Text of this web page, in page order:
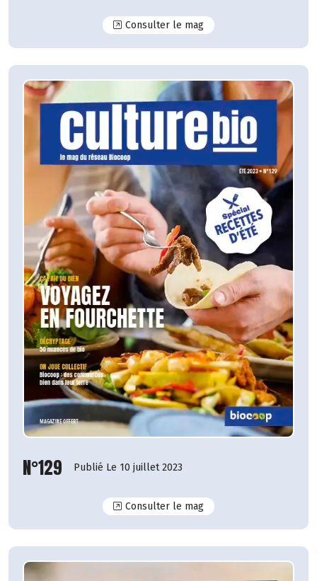
Consulter le magN°130
N°129 Publié Le 10 juillet 2023
Consulter le magN°129